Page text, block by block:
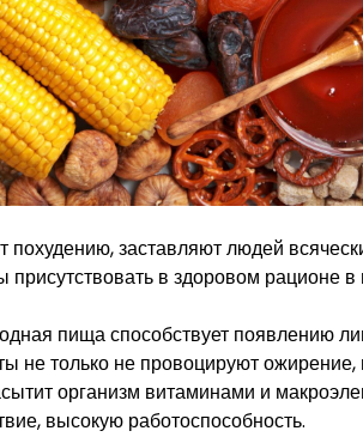
заставляют людей
в здоровом рационе в
пища способствует появлению
не только не провоцируют
организм витаминами и
высокую работоспособность.